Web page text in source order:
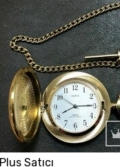
Plus Satıcı